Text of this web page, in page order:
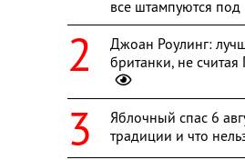
все штампуются под
Джоан Роулинг:
британки, не считая
Яблочный спас 6
традиции и что